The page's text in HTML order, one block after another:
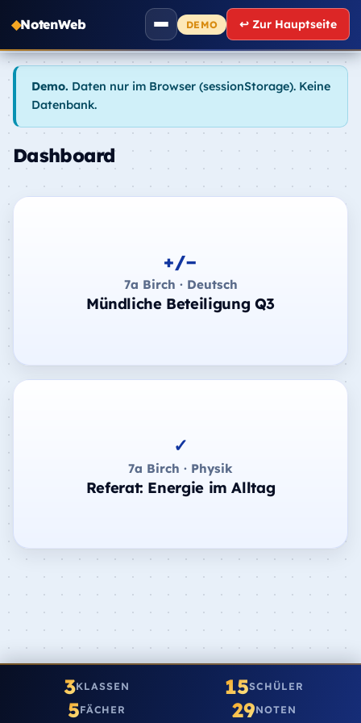
NotenWeb DEMO ↩ Zur Hauptseite
Demo. Daten nur im Browser (sessionStorage). Keine
Datenbank.
Dashboard
+/−
7a Birch · Deutsch
Mündliche Beteiligung Q3
✓
7a Birch · Physik
Referat: Energie im Alltag
3KLASSEN 15SCHÜLER
5FÄCHER 29NOTEN